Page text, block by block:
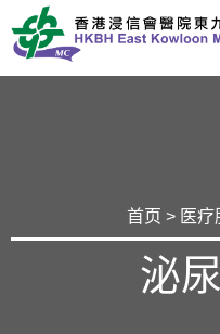
首页 > 医疗
泌